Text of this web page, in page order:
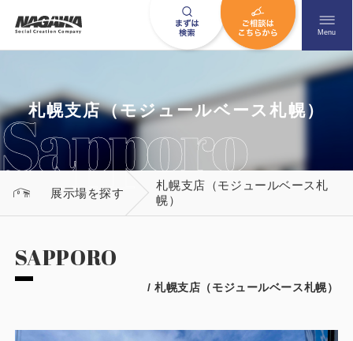
メニュ
Menu
お問い合わせはこちら
0120-09-9663
営業時間AM 9:00〜PM6:00
ナガワについて知る
札幌支店（モジュールベース札幌）
展示場を探す
札幌支店（モジュールベース札
幌）
SAPPORO
/ 札幌支店（モジュールベース札幌）